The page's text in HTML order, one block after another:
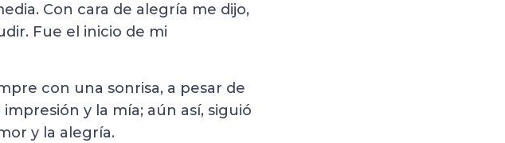
Con cara de alegría me dijo,
Fue el inicio de mi
con una sonrisa, a pesar de
y la mía; aún así, siguió
y la alegría.